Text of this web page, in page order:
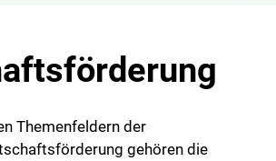
Themenfeldern der
gehören die